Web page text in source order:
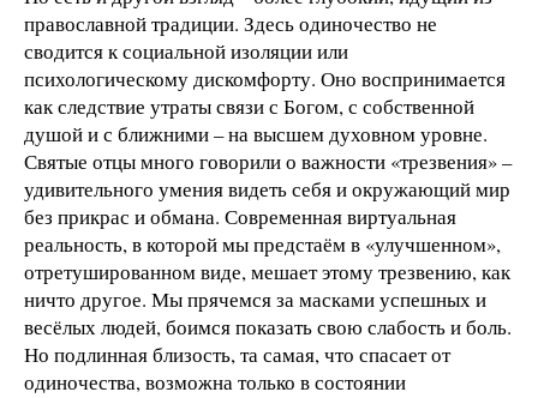
православной традиции. Здесь одиночество не
сводится к социальной изоляции или
психологическому дискомфорту. Оно воспринимается
как следствие утраты связи с Богом, с собственной
душой и с ближними – на высшем духовном уровне.
Святые отцы много говорили о важности «трезвения» –
удивительного умения видеть себя и окружающий мир
без прикрас и обмана. Современная виртуальная
реальность, в которой мы предстаём в «улучшенном»,
отретушированном виде, мешает этому трезвению, как
ничто другое. Мы прячемся за масками успешных и
весёлых людей, боимся показать свою слабость и боль.
Но подлинная близость, та самая, что спасает от
одиночества, возможна только в состоянии